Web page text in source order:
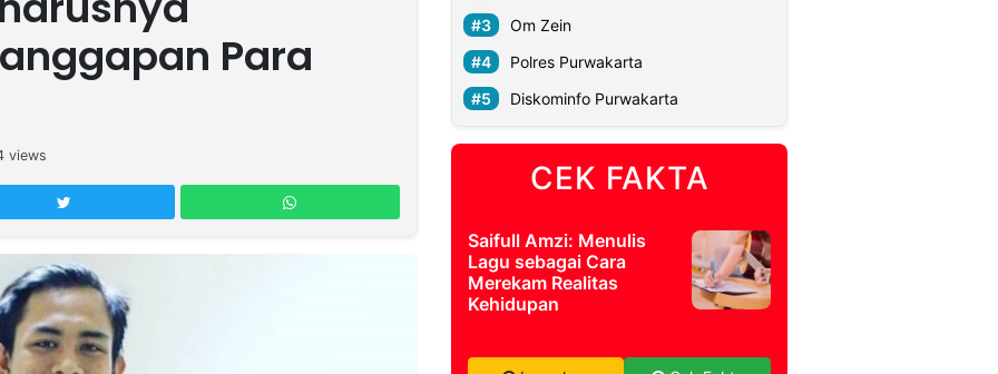
Para
views
Om Zein
Polres Purwakarta
Diskominfo Purwakarta
CEK FAKTA
Saifull Amzi: Menulis
Lagu sebagai Cara
Merekam Realitas
Kehidupan